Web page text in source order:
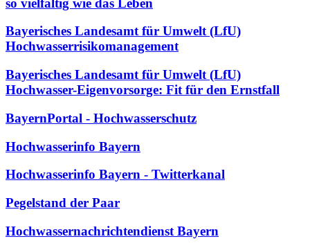
Bayerisches Landesamt für Umwelt (LfU)
Hochwasserrisikomanagement
Bayerisches Landesamt für Umwelt (LfU)
Hochwasser-Eigenvorsorge: Fit für den Ernstfall
BayernPortal - Hochwasserschutz
Hochwasserinfo Bayern
Hochwasserinfo Bayern - Twitterkanal
Pegelstand der Paar
Hochwassernachrichtendienst Bayern